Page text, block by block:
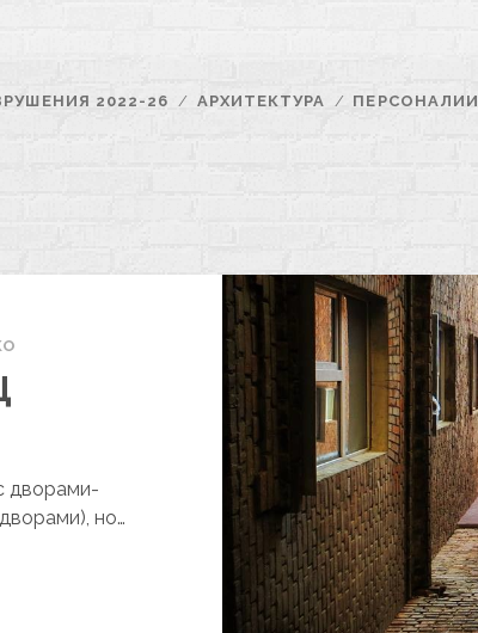
2022-26 АРХИТЕКТУРА ПЕРСОНАЛИИ
дворами-
но…